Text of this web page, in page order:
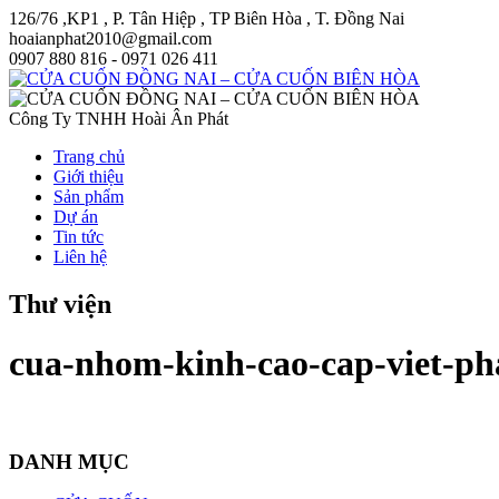
126/76 ,KP1 , P. Tân Hiệp , TP Biên Hòa , T. Đồng Nai
hoaianphat2010@gmail.com
0907 880 816 - 0971 026 411
Công Ty TNHH Hoài Ân Phát
Trang chủ
Giới thiệu
Sản phẩm
Dự án
Tin tức
Liên hệ
Thư viện
cua-nhom-kinh-cao-cap-viet-
DANH MỤC